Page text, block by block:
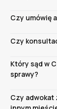
Na Weź
jest
oficjalnym
Czy umówię
Często tak -
Rezerwacja
Czy
Tak - ma taką
w kancelarii.
Który sąd w
sprawy?
To zależy od
instancji
Czy adwokat